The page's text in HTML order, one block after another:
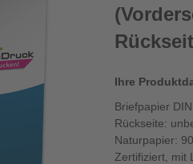
Ihre
Briefpapier
Rückseite:
Naturpapier:
Zertifiziert, mit